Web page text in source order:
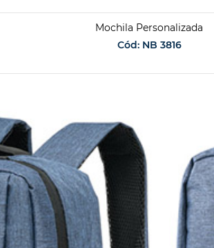
Mochila Personalizada
Cód: NB 3816